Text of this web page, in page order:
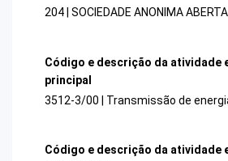
204 | SOCIEDADE ANONIMA ABERTA
Código e descrição da atividade
principal
3512-3/00 | Transmissão de
Código e descrição da atividade